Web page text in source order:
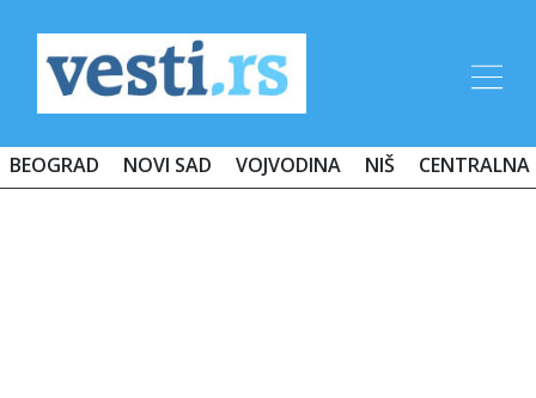
BEOGRAD NOVI SAD VOJVODINA NIŠ CENTRALNA